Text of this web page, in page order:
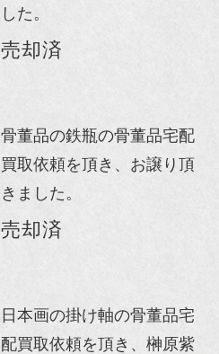
した。
売却済
骨董品の鉄瓶の骨董品宅配
買取依頼を頂き、お譲り頂
きました。
売却済
日本画の掛け軸の骨董品宅
配買取依頼を頂き、榊原紫